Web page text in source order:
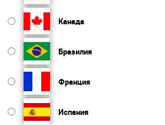
Канада
Бразилия
Франция
Испания